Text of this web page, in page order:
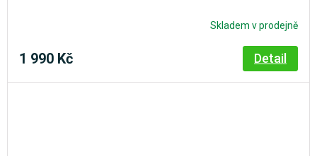
produktu
je
5,0
Skladem v prodejně
1 990 Kč Detail